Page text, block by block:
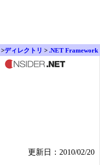
>ディレクトリ > .NET Framework
更新日：2010/02/20